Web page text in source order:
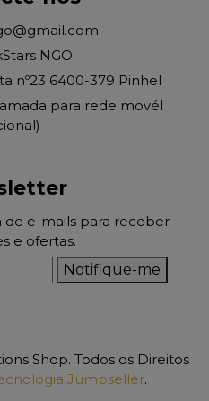
NGO
nº23 6400-379 Pinhel
para rede movél
de e-mails para receber
e ofertas.
Notifique-me
Shop. Todos os Direitos
Jumpseller.